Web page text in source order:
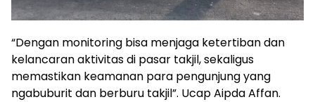
“Dengan monitoring bisa menjaga ketertiban dan
kelancaran aktivitas di pasar takjil, sekaligus
memastikan keamanan para pengunjung yang
ngabuburit dan berburu takjil”. Ucap Aipda Affan.